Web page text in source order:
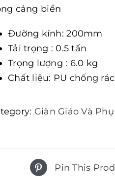
cảng biển
Đường kính: 200mm
Tải trọng : 0.5 tấn
Trọng lượng : 6.0 kg
Chất liệu: PU chống
Giàn Giáo Và Phụ
Pin This